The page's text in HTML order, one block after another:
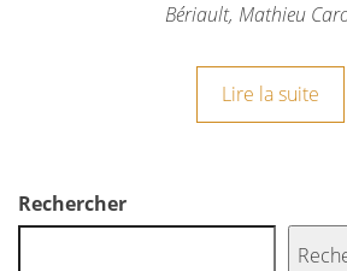
Bériault, Mathieu
Lire la suite
Rechercher